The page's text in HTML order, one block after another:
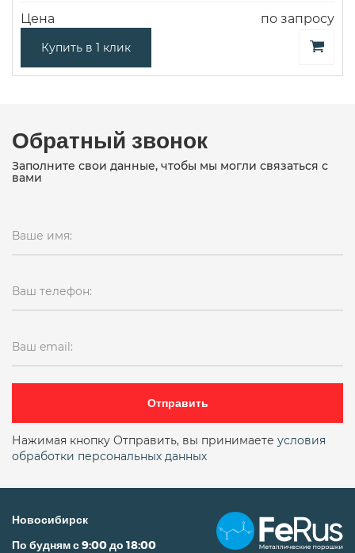
Цена по запросу
Купить в 1 клик
Обратный звонок
Заполните свои данные, чтобы мы могли связаться с
вами
Ваше имя:
Ваш телефон:
Ваш email:
Отправить
Нажимая кнопку Отправить, вы принимаете условия
обработки персональных данных
Новосибирск
По будням с 9:00 до 18:00